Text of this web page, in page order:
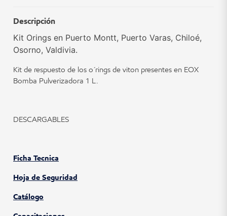
Descripción
Kit Orings en Puerto Montt, Puerto Varas, Chiloé,
Osorno, Valdivia.
Kit de respuesto de los o´rings de viton presentes en EOX
Bomba Pulverizadora 1 L.
DESCARGABLES
Ficha Tecnica
Hoja de Seguridad
Catálogo